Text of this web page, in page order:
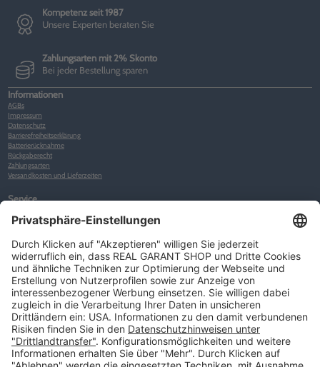
Kompetenz seit 1987
Unsere Experten beraten Sie
Zahlungsarten mit 2% Skonto
Bei jeder Bestellung sparen
Informationen
AGBs
Impressum
Datenschutz
Barrierefreiheitserklärung
Batterierücknahme
Rückgaberecht
Zahlungsarten
Versandkosten und Lieferzeiten
Service
Warenkorb
Neues Kunden-Konto anlegen
Newsletter
Kontakt
FAQs
Über uns
Kategorien
Betriebsorganisation (52)
Schlüsselorganisation (140)
Reifenorganisation (35)
Werkstattorganisation (166)
Preisauszeichnung und Preisdisplays (35)
Formulare KFZ und Werkstatt (34)